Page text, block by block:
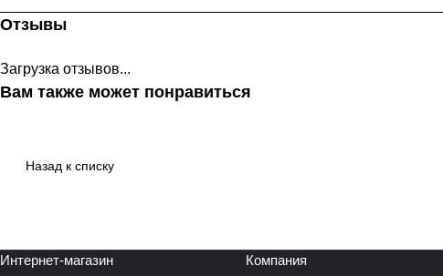
Отзывы
Загрузка отзывов...
Вам также может понравиться
Назад к списку
Интернет-магазин Компания